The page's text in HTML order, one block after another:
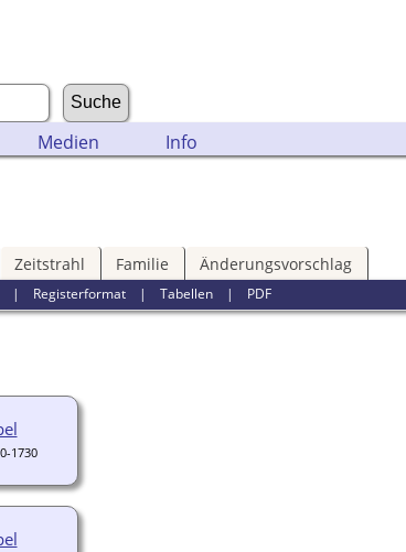
Medien Info
Zeitstrahl Familie Änderungsvorschlag
| Registerformat |Tabellen | PDF
1730